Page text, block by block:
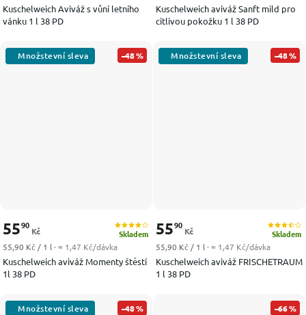
Kuschelweich Aviváž s vůní letního
vánku 1 l 38 PD
Kuschelweich aviváž Sanft mild pro
citlivou pokožku 1 l 38 PD
–48 %
Kuschelweich aviváž Momenty štěstí
1l 38 PD
Skladem
5590
Kč
Měrná cena:
55,90 Kč / 1 l · ≈ 1,47 Kč/dávka
–48 %
Kuschelweich aviváž FRISCHETRAUM
1 l 38 PD
Skladem
5590
Kč
Měrná cena:
55,90 Kč / 1 l · ≈ 1,47 Kč/dávka
–48 % –66 %